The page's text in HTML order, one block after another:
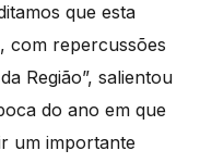
que esta
com repercussões
Região”, salientou
do ano em que
um importante